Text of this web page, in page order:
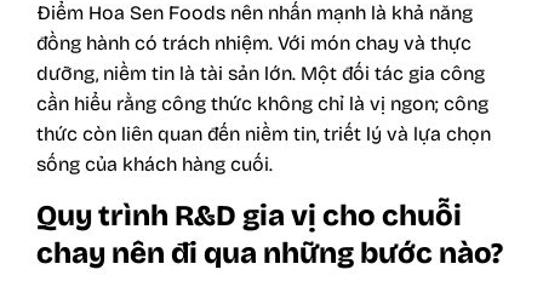
Điểm Hoa Sen Foods nên nhấn mạnh là khả năng
đồng hành có trách nhiệm. Với món chay và thực
dưỡng, niềm tin là tài sản lớn. Một đối tác gia công
cần hiểu rằng công thức không chỉ là vị ngon; công
thức còn liên quan đến niềm tin, triết lý và lựa chọn
sống của khách hàng cuối.
Quy trình R&D gia vị cho chuỗi
chay nên đi qua những bước nào?